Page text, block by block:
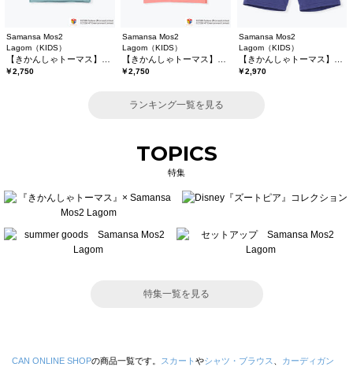
Samansa Mos2
Lagom（KIDS）
￥2,750
Samansa Mos2
Lagom（KIDS）
￥2,750
Samansa Mos2
Lagom（KIDS）
￥2,970
ランキング一覧を見る
TOPICS
特集
特集一覧を見る
CAN ONLINE SHOPの商品一覧です。 スカート やシャツ・ブラウス
カーディガン